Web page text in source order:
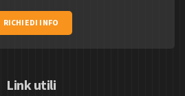
RICHIEDI INFO
Link utili